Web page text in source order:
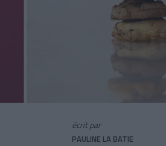
écrit par
PAULINE LA BATIE